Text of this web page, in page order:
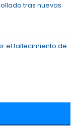
tras nuevas
el fallecimiento de